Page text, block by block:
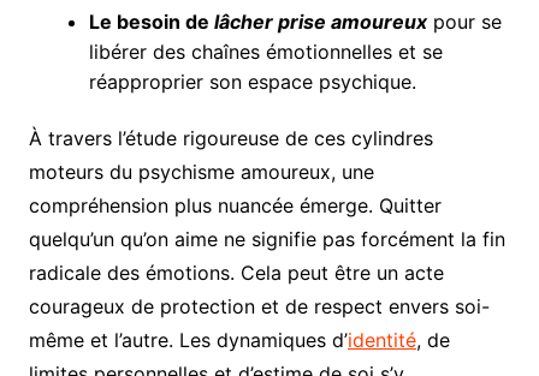
Le besoin de lâcher prise amoureuxpour se
libérer des chaînes émotionnelles et se
réapproprier son espace psychique.
À travers l’étude rigoureuse de ces cylindres
moteurs du psychisme amoureux, une
compréhension plus nuancée émerge. Quitter
quelqu’un qu’on aime ne signifie pas forcément la fin
radicale des émotions. Cela peut être un acte
courageux de protection et de respect envers soi-
même et l’autre. Les dynamiques d’identité, de